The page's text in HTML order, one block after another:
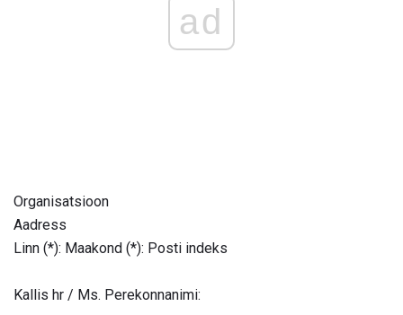
ad
Organisatsioon
Aadress
Linn (*): Maakond (*): Posti indeks
Kallis hr / Ms. Perekonnanimi: